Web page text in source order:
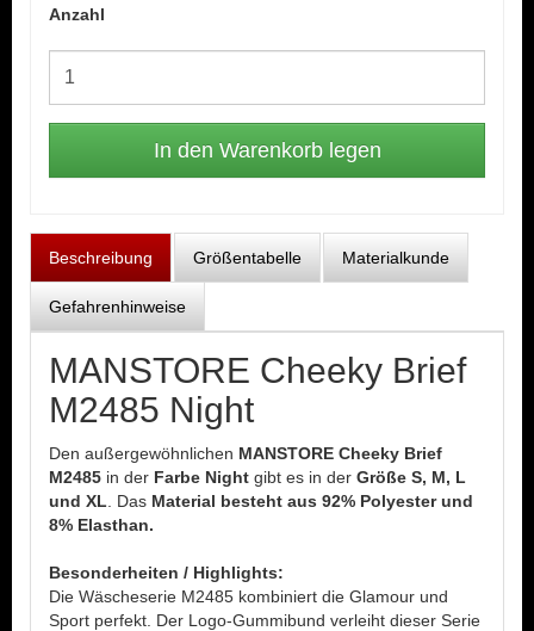
Anzahl
Beschreibung Größentabelle Materialkunde
Gefahrenhinweise
MANSTORE Cheeky Brief
M2485 Night
Den außergewöhnlichen MANSTORE Cheeky Brief
M2485 in der Farbe Night gibt es in der Größe S, M, L
und XL . Das Material besteht aus 92% Polyester und
8% Elasthan.
Besonderheiten / Highlights:
Die Wäscheserie M2485 kombiniert die Glamour und
Sport perfekt. Der Logo-Gummibund verleiht dieser Serie